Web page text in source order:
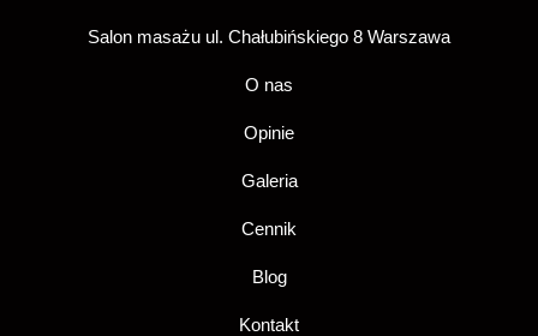
Salon masażu ul. Chałubińskiego 8 Warszawa
O nas
Opinie
Galeria
Cennik
Blog
Kontakt